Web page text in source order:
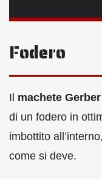
Fodero
Il machete
di un fodero in
imbottito
come si deve.